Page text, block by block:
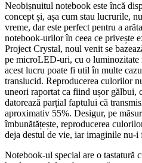
Neobișnuitul notebook este încă
concept și, așa cum stau lucrurile,
vreme, dar este perfect pentru a
notebook-urilor în ceea ce privește
Project Crystal, noul venit se
pe microLED-uri, cu o luminozitate
acest lucru poate fi util în multe
translucid. Reproducerea culorilor
uneori raportat ca fiind ușor gălbui,
datorează parțial faptului că
aproximativ 55%. Desigur, pe
îmbunătățește, reproducerea
deja destul de vie, iar imaginile nu-i
Notebook-ul special are o tastatură